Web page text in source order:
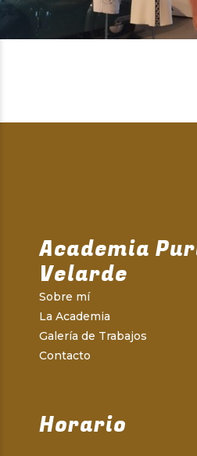
Academia
Velarde
Sobre mí
La Academia
Galería de Trabajos
Contacto
Horario